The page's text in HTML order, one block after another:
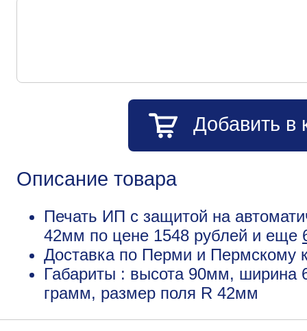
Добавить в
Описание товара
Печать ИП с защитой на
42мм по цене 1548 рублей и еще
Доставка по Перми и Пермскому
Габариты : высота 90мм, ширина
грамм, размер поля R 42мм